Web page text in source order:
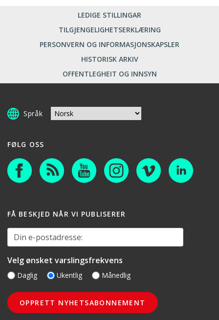
LEDIGE STILLINGAR
TILGJENGELIGHETSERKLÆRING
PERSONVERN OG INFORMASJONSKAPSLER
HISTORISK ARKIV
OFFENTLEGHEIT OG INNSYN
Språk
FØLG OSS
FÅ BESKJED NÅR VI PUBLISERER
Din e-postadresse:
Velg ønsket varslingsfrekvens
Daglig Ukentlig Månedlig